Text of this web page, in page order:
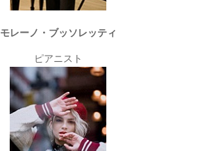
モレーノ・ブッソレッティ
ピアニスト